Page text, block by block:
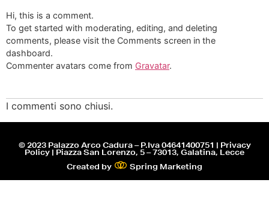
Hi, this is a comment.
To get started with moderating, editing, and deleting
comments, please visit the Comments screen in the
dashboard.
Commenter avatars come from Gravatar.
I commenti sono chiusi.
© 2023 Palazzo Arco Cadura – P.Iva 04641400751 | Privacy
Policy | Piazza San Lorenzo, 5 – 73013, Galatina, Lecce
Created by
Spring Marketing